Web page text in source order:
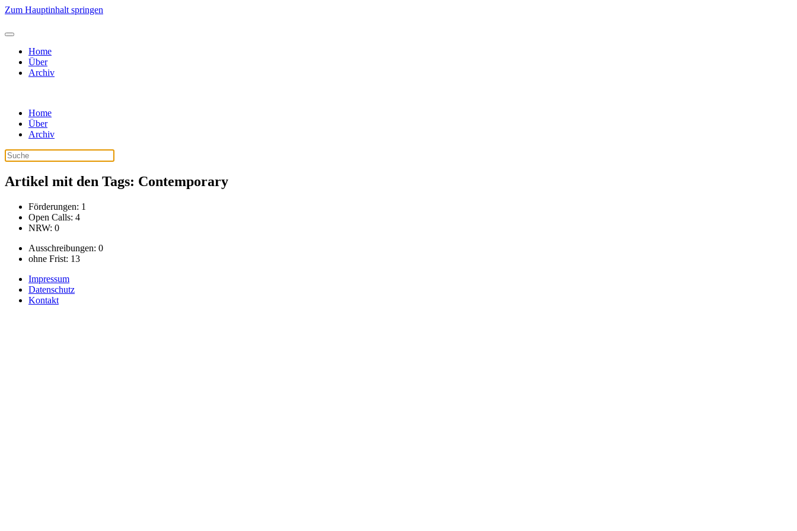
Zum Hauptinhalt springen
Home
Über
Archiv
Home
Über
Archiv
Artikel mit den Tags: Contemporary
Förderungen: 1
Open Calls: 4
NRW: 0
Ausschreibungen: 0
ohne Frist: 13
Impressum
Datenschutz
Kontakt